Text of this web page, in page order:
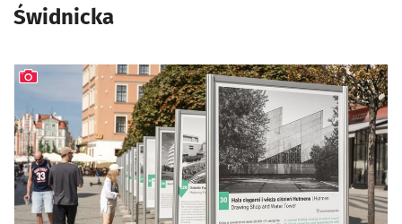
Świdnicka